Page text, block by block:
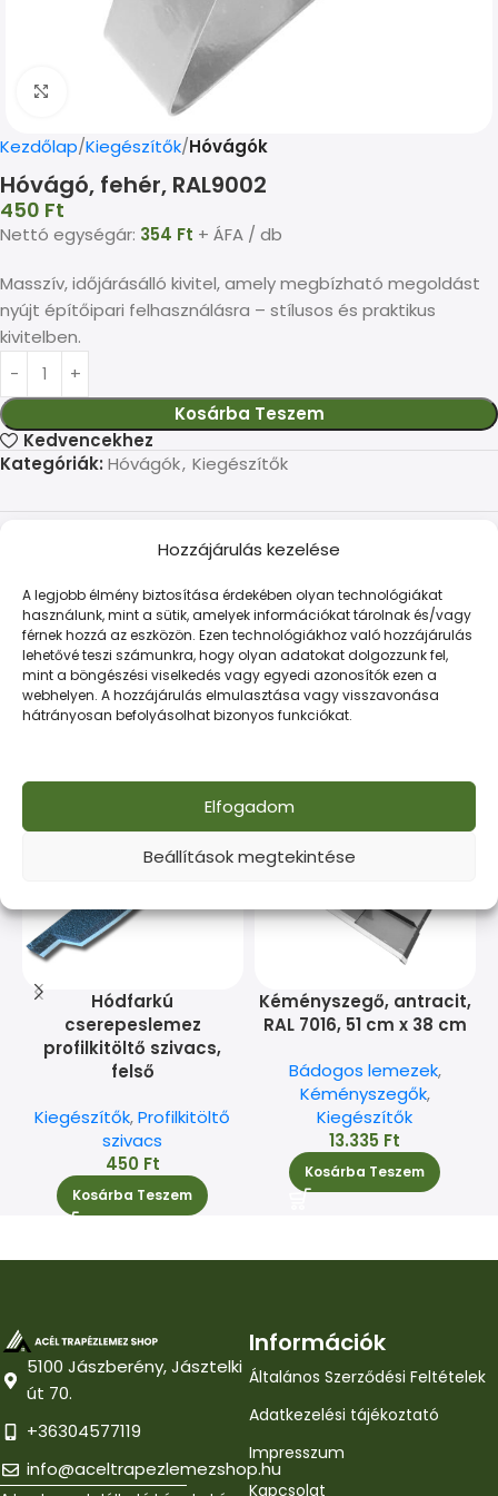
Hozzájárulás kezelése
A legjobb élmény biztosítása érdekében olyan technológiákat
használunk, mint a sütik, amelyek információkat tárolnak és/vagy
férnek hozzá az eszközön. Ezen technológiákhoz való hozzájárulás
lehetővé teszi számunkra, hogy olyan adatokat dolgozzunk fel,
mint a böngészési viselkedés vagy egyedi azonosítók ezen a
webhelyen. A hozzájárulás elmulasztása vagy visszavonása
hátrányosan befolyásolhat bizonyos funkciókat.
Elfogadom
Beállítások megtekintése
Kép nagyítása
Kezdőlap Kiegészítők Hóvágók
Hóvágó, fehér, RAL9002
450 Ft
Nettó egységár: 354 Ft + ÁFA / db
Masszív, időjárásálló kivitel, amely megbízható megoldást
nyújt építőipari felhasználásra – stílusos és praktikus
kivitelben.
Kosárba Teszem
Kedvencekhez
Kategóriák: Hóvágók, Kiegészítők
TOVÁBBI INFORMÁCIÓKFIZETÉS ÉS SZÁLLÍTÁS
Kiváló minőségű acéltermék építőipari célokra. Tartós
és gazdaságos megoldás minden munkához.
Hódfarkú
cserepeslemez
profilkitöltő szivacs,
felső
Kiegészítők,Profilkitöltő
szivacs
450 Ft
Kosárba Teszem
Kéményszegő, antracit,
RAL 7016, 51 cm x 38 cm
Bádogos lemezek,
Kéményszegők,
Kiegészítők
13.335 Ft
Kosárba Teszem
5100 Jászberény, Jásztelki
út 70.
+36304577119
info@aceltrapezlemezshop.hu
Információk
Általános Szerződési Feltételek
Adatkezelési tájékoztató
Impresszum
Kapcsolat